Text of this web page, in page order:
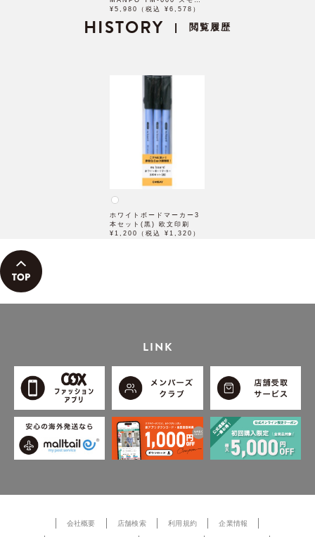
ルモデル
¥5,980（税込 ¥6,578）
HISTORY | 閲覧履歴
ホワイトボードマーカー3
本セット(黒) 欧文印刷
¥1,200（税込 ¥1,320）
LINK
会社概要 店舗検索 利用規約 企業情報